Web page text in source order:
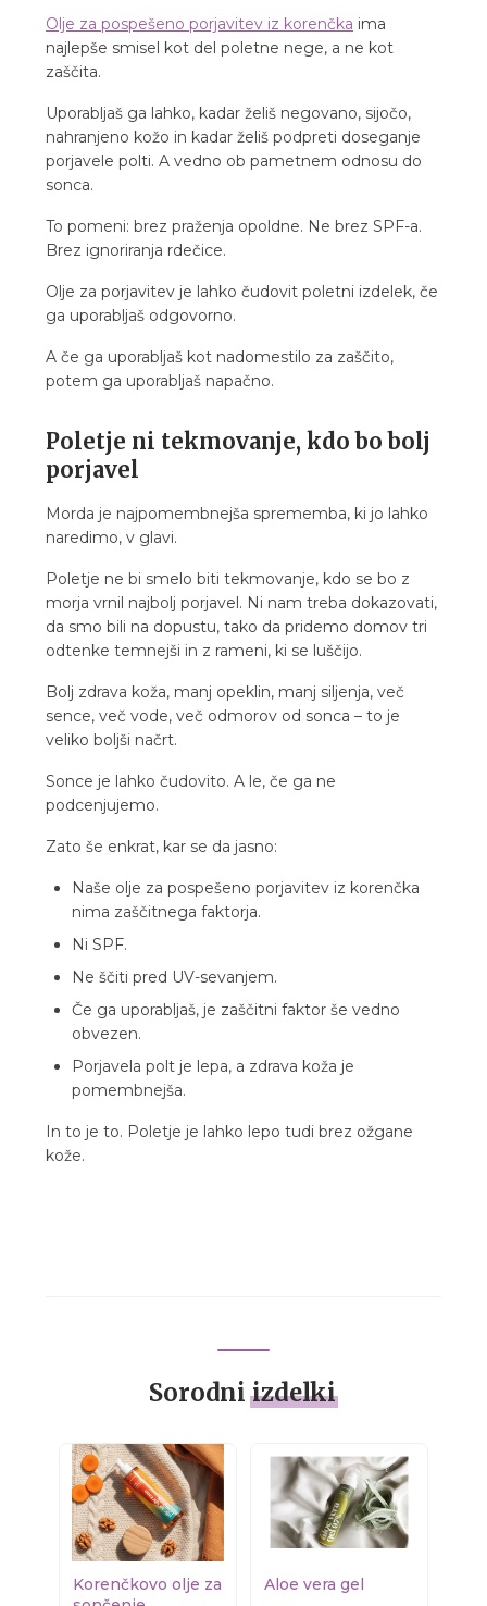
Olje za pospešeno porjavitev iz korenčka ima
najlepše smisel kot del poletne nege, a ne kot
zaščita.
Uporabljaš ga lahko, kadar želiš negovano, sijočo,
nahranjeno kožo in kadar želiš podpreti doseganje
porjavele polti. A vedno ob pametnem odnosu do
sonca.
To pomeni: brez praženja opoldne. Ne brez SPF-a.
Brez ignoriranja rdečice.
Olje za porjavitev je lahko čudovit poletni izdelek, če
ga uporabljaš odgovorno.
A če ga uporabljaš kot nadomestilo za zaščito,
potem ga uporabljaš napačno.
Poletje ni tekmovanje, kdo bo bolj
porjavel
Morda je najpomembnejša sprememba, ki jo lahko
naredimo, v glavi.
Poletje ne bi smelo biti tekmovanje, kdo se bo z
morja vrnil najbolj porjavel. Ni nam treba dokazovati,
da smo bili na dopustu, tako da pridemo domov tri
odtenke temnejši in z rameni, ki se luščijo.
Bolj zdrava koža, manj opeklin, manj siljenja, več
sence, več vode, več odmorov od sonca – to je
veliko boljši načrt.
Sonce je lahko čudovito. A le, če ga ne
podcenjujemo.
Zato še enkrat, kar se da jasno:
Naše olje za pospešeno porjavitev iz korenčka
nima zaščitnega faktorja.
Ni SPF.
Ne ščiti pred UV-sevanjem.
Če ga uporabljaš, je zaščitni faktor še vedno
obvezen.
Porjavela polt je lepa, a zdrava koža je
pomembnejša.
In to je to. Poletje je lahko lepo tudi brez ožgane
kože.
Sorodniizdelki
Korenčkovo olje za
Aloe vera gel